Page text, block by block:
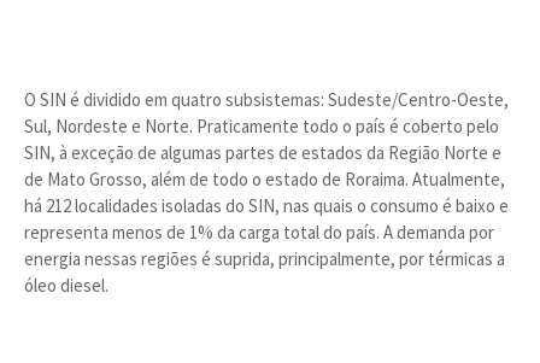
O SIN é dividido em quatro subsistemas: Sudeste/Centro-Oeste,
Sul, Nordeste e Norte. Praticamente todo o país é coberto pelo
SIN, à exceção de algumas partes de estados da Região Norte e
de Mato Grosso, além de todo o estado de Roraima. Atualmente,
há 212 localidades isoladas do SIN, nas quais o consumo é baixo e
representa menos de 1% da carga total do país. A demanda por
energia nessas regiões é suprida, principalmente, por térmicas a
óleo diesel.